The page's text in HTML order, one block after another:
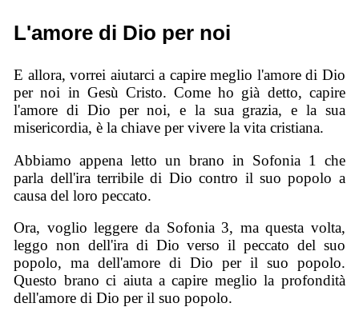
L'amore di Dio per noi
E allora, vorrei aiutarci a capire meglio l'amore di Dio
per noi in Gesù Cristo. Come ho già detto, capire
l'amore di Dio per noi, e la sua grazia, e la sua
misericordia, è la chiave per vivere la vita cristiana.
Abbiamo appena letto un brano in Sofonia 1 che
parla dell'ira terribile di Dio contro il suo popolo a
causa del loro peccato.
Ora, voglio leggere da Sofonia 3, ma questa volta,
leggo non dell'ira di Dio verso il peccato del suo
popolo, ma dell'amore di Dio per il suo popolo.
Questo brano ci aiuta a capire meglio la profondità
dell'amore di Dio per il suo popolo.